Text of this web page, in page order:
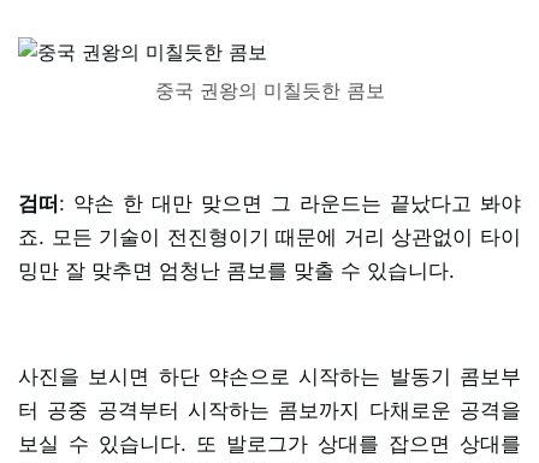
중국 권왕의 미칠듯한 콤보
검떠: 약손 한 대만 맞으면 그 라운드는 끝났다고 봐야
죠. 모든 기술이 전진형이기 때문에 거리 상관없이 타이
밍만 잘 맞추면 엄청난 콤보를 맞출 수 있습니다.
사진을 보시면 하단 약손으로 시작하는 발동기 콤보부
터 공중 공격부터 시작하는 콤보까지 다채로운 공격을
보실 수 있습니다. 또 발로그가 상대를 잡으면 상대를